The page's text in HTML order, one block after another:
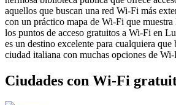
aquellos que buscan una red Wi-Fi más
con un práctico mapa de Wi-Fi que muestra
los puntos de acceso gratuitos a Wi-Fi en
es un destino excelente para cualquiera que
ciudad italiana con muchas opciones de
Ciudades con Wi-Fi